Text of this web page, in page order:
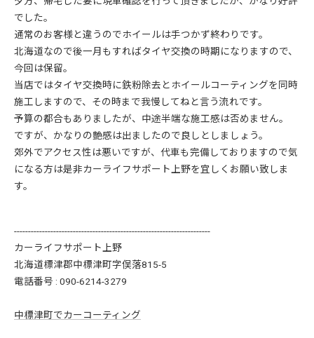
でした。
通常のお客様と違うのでホイールは手つかず終わりです。
北海道なので後一月もすればタイヤ交換の時期になりますので、
今回は保留。
当店ではタイヤ交換時に鉄粉除去とホイールコーティングを同時
施工しますので、その時まで我慢してねと言う流れです。
予算の都合もありましたが、中途半端な施工感は否めません。
ですが、かなりの艶感は出ましたので良しとしましょう。
郊外でアクセス性は悪いですが、代車も完備しておりますので気
になる方は是非カーライフサポート上野を宜しくお願い致しま
す。
----------------------------------------------------------------------
カーライフサポート上野
北海道標津郡中標津町字俣落815-5
電話番号 : 090-6214-3279
中標津町でカーコーティング